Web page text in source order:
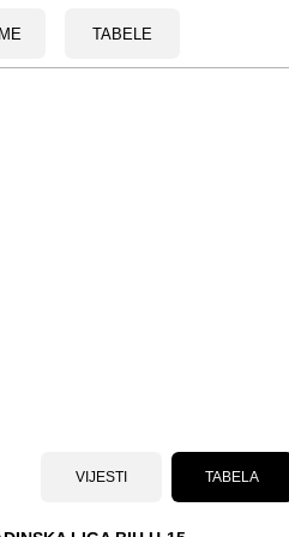
TABELE
VIJESTI TABELA